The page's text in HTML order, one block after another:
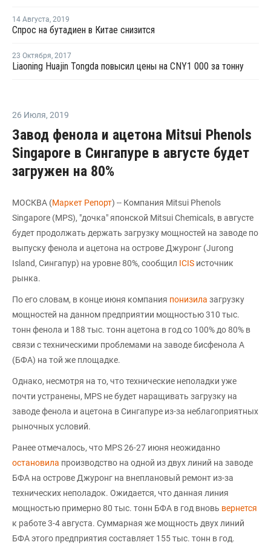
14 Августа, 2019
Спрос на бутадиен в Китае снизится
23 Октября, 2017
Liaoning Huajin Tongda повысил цены на CNY1 000 за тонну
26 Июля, 2019
Завод фенола и ацетона Mitsui Phenols
Singapore в Сингапуре в августе будет
загружен на 80%
МОСКВА (Маркет Репорт) -- Компания Mitsui Phenols
Singapore (MPS), "дочка" японской Mitsui Chemicals, в августе
будет продолжать держать загрузку мощностей на заводе по
выпуску фенола и ацетона на острове Джуронг (Jurong
Island, Сингапур) на уровне 80%, сообщил ICIS источник
рынка.
По его словам, в конце июня компания понизила загрузку
мощностей на данном предприятии мощностью 310 тыс.
тонн фенола и 188 тыс. тонн ацетона в год со 100% до 80% в
связи с техническими проблемами на заводе бисфенола А
(БФА) на той же площадке.
Однако, несмотря на то, что технические неполадки уже
почти устранены, MPS не будет наращивать загрузку на
заводе фенола и ацетона в Сингапуре из-за неблагоприятных
рыночных условий.
Ранее отмечалось, что MPS 26-27 июня неожиданно
остановила производство на одной из двух линий на заводе
БФА на острове Джуронг на внеплановый ремонт из-за
технических неполадок. Ожидается, что данная линия
мощностью примерно 80 тыс. тонн БФА в год вновь вернется
к работе 3-4 августа. Суммарная же мощность двух линий
БФА этого предприятия составляет 155 тыс. тонн в год.